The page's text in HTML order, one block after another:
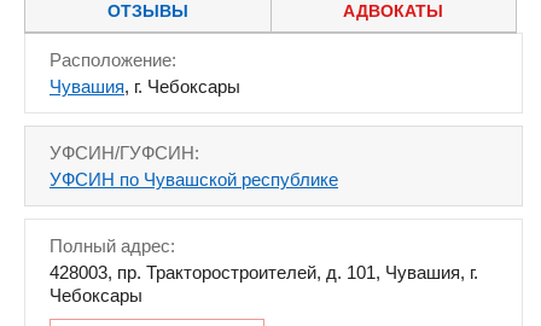
ОТЗЫВЫ АДВОКАТЫ
Расположение:
Чувашия, г. Чебоксары
УФСИН/ГУФСИН:
УФСИН по Чувашской республике
Полный адрес:
428003, пр. Тракторостроителей, д. 101, Чувашия, г.
Чебоксары